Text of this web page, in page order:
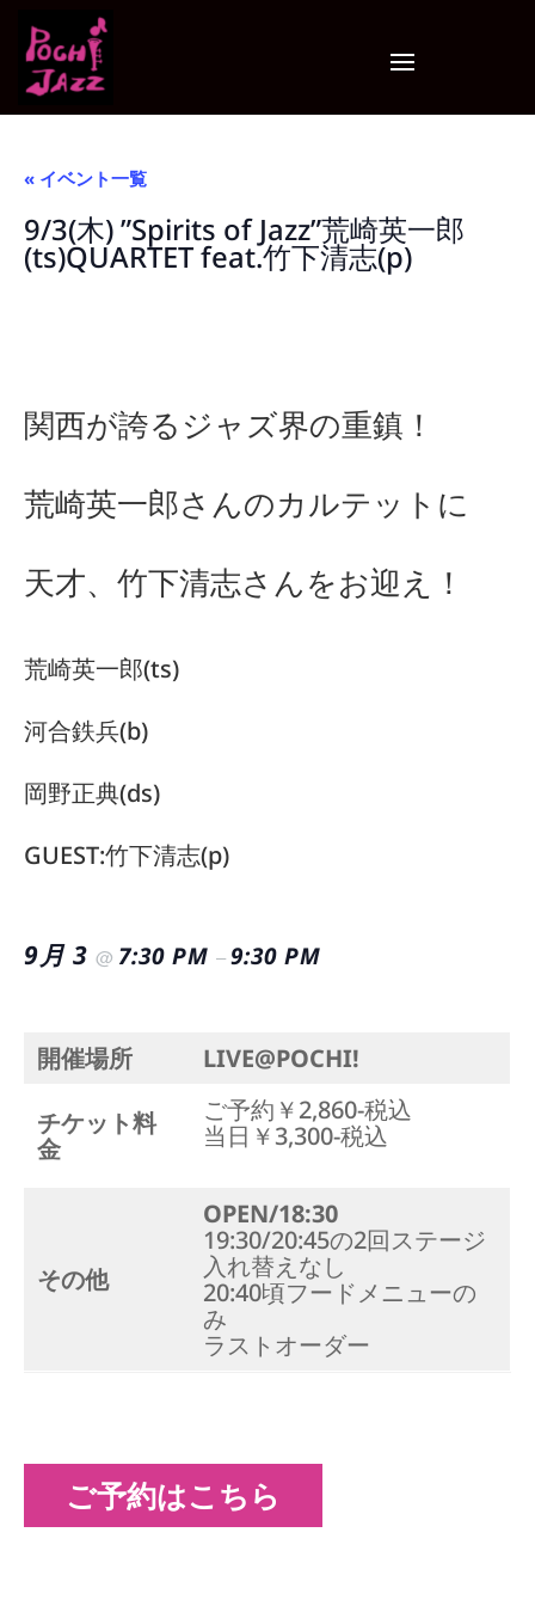
« イベント一覧
9/3(木) ”Spirits of Jazz”荒崎英一郎
(ts)QUARTET feat.竹下清志(p)
関西が誇るジャズ界の重鎮！
荒崎英一郎さんのカルテットに
天才、竹下清志さんをお迎え！
荒崎英一郎(ts)
河合鉄兵(b)
岡野正典(ds)
GUEST:竹下清志(p)
9月 3 @ 7:30 PM –9:30 PM
開催場所
LIVE@POCHI!
チケット料
金
ご予約￥2,860-税込
当日￥3,300-税込
その他
OPEN/18:30
19:30/20:45の2回ステージ
入れ替えなし
20:40頃フードメニューの
み
ラストオーダー
ご予約はこちら